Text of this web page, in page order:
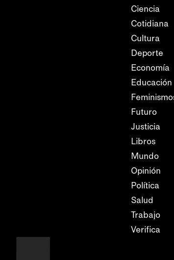
Ciencia
Cotidiana
Cultura
Deporte
Economía
Educación
Futuro
Justicia
Libros
Mundo
Opinión
Política
Salud
Trabajo
Verifica